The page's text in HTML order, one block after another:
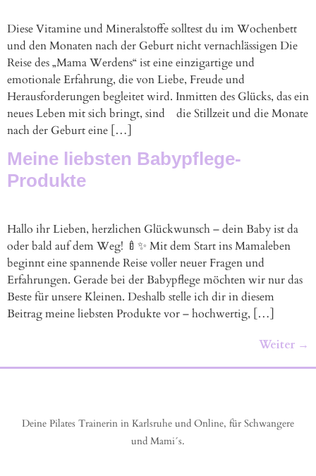
Diese Vitamine und Mineralstoffe solltest du im Wochenbett
und den Monaten nach der Geburt nicht vernachlässigen Die
Reise des „Mama Werdens“ ist eine einzigartige und
emotionale Erfahrung, die von Liebe, Freude und
Herausforderungen begleitet wird. Inmitten des Glücks, das ein
neues Leben mit sich bringt, sind die Stillzeit und die Monate
nach der Geburt eine […]
Meine liebsten Babypflege-
Produkte
Hallo ihr Lieben, herzlichen Glückwunsch – dein Baby ist da
oder bald auf dem Weg! 🍼✨ Mit dem Start ins Mamaleben
beginnt eine spannende Reise voller neuer Fragen und
Erfahrungen. Gerade bei der Babypflege möchten wir nur das
Beste für unsere Kleinen. Deshalb stelle ich dir in diesem
Beitrag meine liebsten Produkte vor – hochwertig, […]
Weiter →
Deine Pilates Trainerin in Karlsruhe und Online, für Schwangere
und Mami´s.